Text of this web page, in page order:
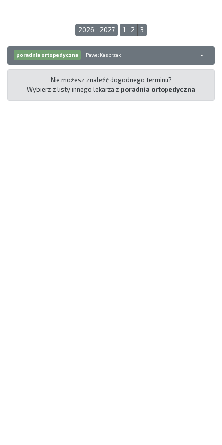
2026 2027 1 2 3
poradnia ortopedyczna Paweł Kasprzak
Nie możesz znaleźć dogodnego terminu?
Wybierz z listy innego lekarza z poradnia ortopedyczna